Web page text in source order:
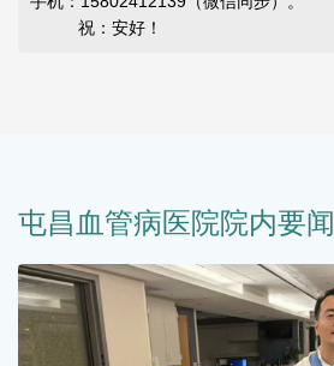
祝：安好！
屯昌血管病医院院内要闻